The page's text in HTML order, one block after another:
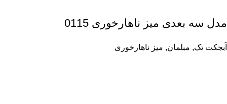
مدل سه بعدی میز ناهارخوری 0115
آبجکت تک, مبلمان, میز ناهارخوری